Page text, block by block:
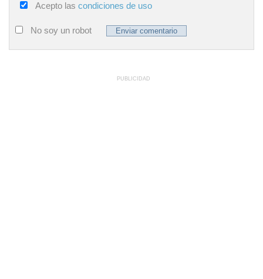
Acepto las condiciones de uso
No soy un robot
PUBLICIDAD